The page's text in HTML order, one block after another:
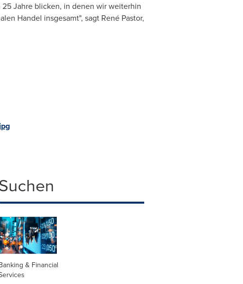
Jahre blicken, in denen wir weiterhin
Handel insgesamt", sagt René Pastor,
& Financial